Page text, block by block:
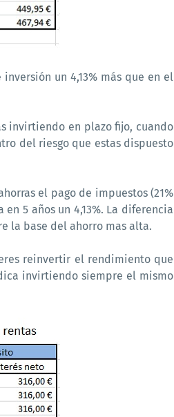
un 4,13% más que en el
invirtiendo en plazo fijo, cuando
del riesgo que estas dispuesto
el pago de impuestos (21%
5 años un 4,13%. La diferencia
la base del ahorro mas alta.
reinvertir el rendimiento que
invirtiendo siempre el mismo